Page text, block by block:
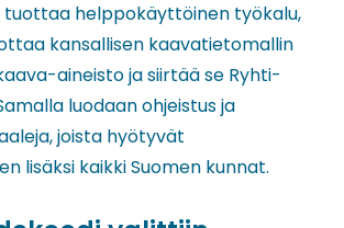
tuottaa helppokäyttöinen työkalu,
kansallisen kaavatietomallin
aineisto ja siirtää se Ryhti-
luodaan ohjeistus ja
joista hyötyvät
lisäksi kaikki Suomen kunnat.